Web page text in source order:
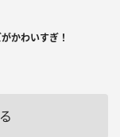
がかわいすぎ！